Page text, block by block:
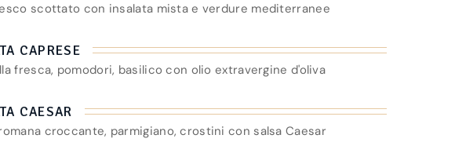
scottato con insalata mista e verdure mediterranee
CAPRESE
fresca, pomodori, basilico con olio extravergine d'oliva
CAESAR
croccante, parmigiano, crostini con salsa Caesar